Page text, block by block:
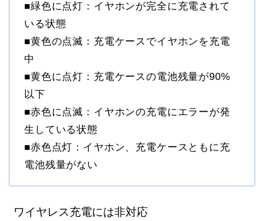
■緑色に点灯：イヤホンが完全に充電されて
いる状態
■黄色の点滅：充電ケースでイヤホンを充電
中
■黄色に点灯：充電ケースの電池残量が90%
以下
■赤色に点滅：イヤホンの充電にエラーが発
生している状態
■赤色点灯：イヤホン、充電ケースともに充
電池残量がない
ワイヤレス充電には非対応